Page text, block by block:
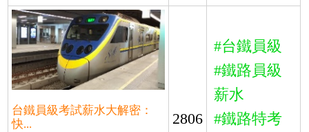
台鐵員級考試薪水大解密：
快...
2806
#台鐵員級
#鐵路員級
薪水
#鐵路特考